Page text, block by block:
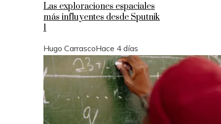
Las exploraciones espaciales
más influyentes desde Sputnik
1
Hugo CarrascoHace 4 días